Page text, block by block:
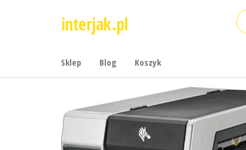
interjak.pl
Sklep Blog Koszyk